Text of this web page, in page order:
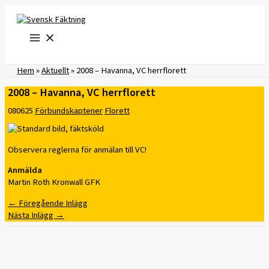
innehåll
Hem»Aktuellt»2008 – Havanna, VC herrflorett
2008 – Havanna, VC herrflorett
080625FörbundskaptenerFlorett
Observera reglerna för anmälan till VC!
Anmälda
Martin Roth Kronwall GFK
← Föregående Inlägg
Nästa Inlägg →